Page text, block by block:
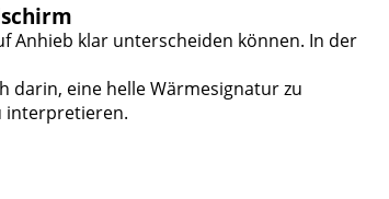
Anhieb klar unterscheiden können. In der
darin, eine helle Wärmesignatur zu
interpretieren.